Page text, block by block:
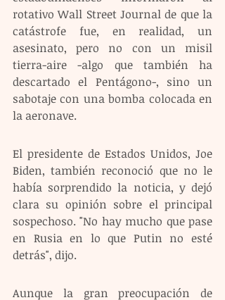
rotativo Wall Street Journal de que la
catástrofe fue, en realidad, un
asesinato, pero no con un misil
tierra-aire -algo que también ha
descartado el Pentágono-, sino un
sabotaje con una bomba colocada en
la aeronave.
El presidente de Estados Unidos, Joe
Biden, también reconoció que no le
había sorprendido la noticia, y dejó
clara su opinión sobre el principal
sospechoso. "No hay mucho que pase
en Rusia en lo que Putin no esté
detrás", dijo.
Aunque la gran preocupación de